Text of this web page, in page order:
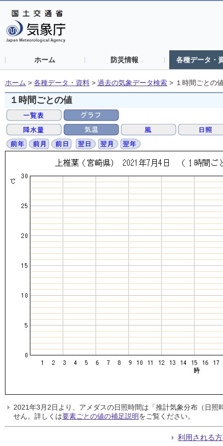
ホーム 防災情報 各種データ・
ホーム > 各種データ・資料 > 過去の気象データ検索 > １時間ごとの
１時間ごとの値
2021年3月2日より、アメダスの日照時間は「推計気象分布（日
せん。詳しくは要素ごとの値の補足説明をご覧ください。
利用される